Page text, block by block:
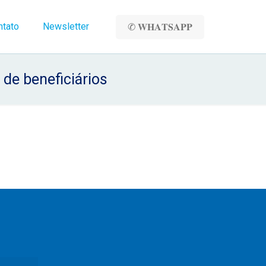
Newsletter ✆ 𝐖𝐇𝐀𝐓𝐒𝐀𝐏𝐏
beneficiários